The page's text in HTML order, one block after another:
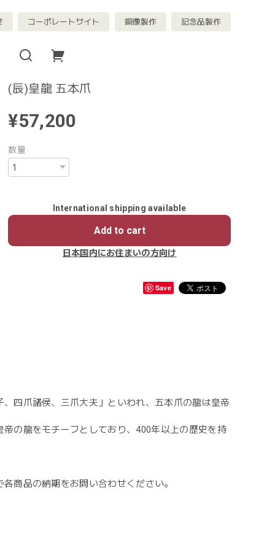
コーポレートサイト 銅像製作 記念品製作
(辰)皇龍 五本爪
¥57,200
数量
International shipping available
Add to cart
日本国内にお住まいの方向け
Save
四爪諸侯、三爪大夫」といわれ、五本爪の龍は皇帝
の龍をモチーフとしており、400年以上の歴史を持
商品の納期をお問い合わせください。